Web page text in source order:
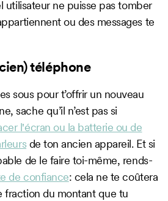
utilisateur ne puisse pas tomber
ou des messages te
téléphone
sous pour t’offrir un nouveau
sache qu’il n’est pas si
l'écran ou la batterie ou de
de ton ancien appareil. Et si
de le faire toi-même, rends-
de confiance: cela ne te coûtera
fraction du montant que tu